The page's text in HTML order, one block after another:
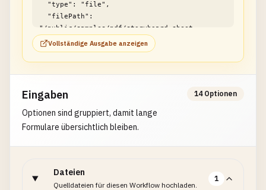
"/public/samples/pdf/storyboard-sheet-
example1.pdf"
}
Vollständige Ausgabe anzeigen
Eingaben
Optionen sind gruppiert, damit lange
Formulare übersichtlich bleiben.
14 Optionen
Dateien
Quelldateien für diesen Workflow hochladen.
1